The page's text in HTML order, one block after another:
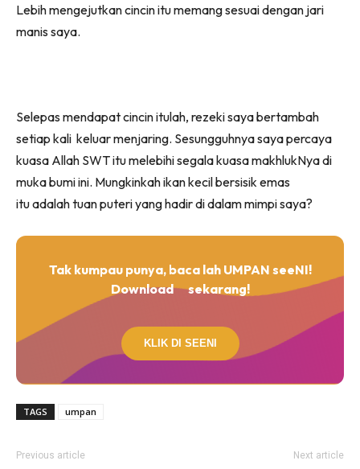
Lebih mengejutkan cincin itu memang sesuai dengan jari
manis saya.
Selepas mendapat cincin itulah, rezeki saya bertambah
setiap kali keluar menjaring. Sesungguhnya saya percaya
kuasa Allah SWT itu melebihi segala kuasa makhlukNya di
muka bumi ini. Mungkinkah ikan kecil bersisik emas
itu adalah tuan puteri yang hadir di dalam mimpi saya?
Tak kumpau punya, baca lah UMPAN seeNI!
Download
sekarang!
KLIK DI SEENI
TAGS umpan
Previous article Next article